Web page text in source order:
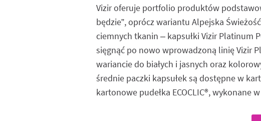
Vizir oferuje portfolio produktów
będzie”, oprócz wariantu Alpejska
ciemnych tkanin – kapsułki Vizir Platinum
sięgnąć po nowo wprowadzoną linię Vizir
wariancie do białych i jasnych oraz
średnie paczki kapsułek są dostępne w
kartonowe pudełka ECOCLIC®, wykonane